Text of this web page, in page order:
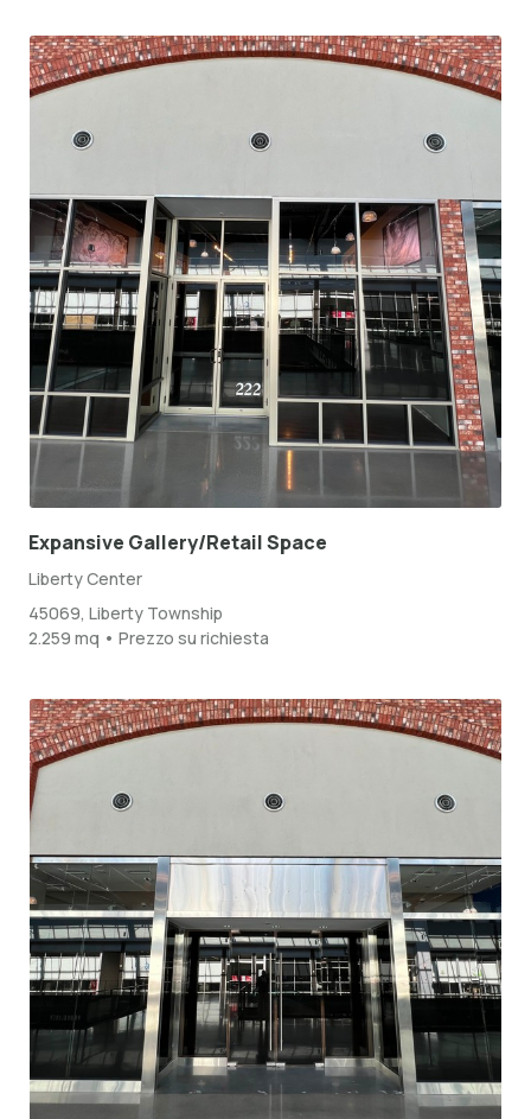
Expansive Gallery/Retail Space
Liberty Center
45069, Liberty Township
2.259 mq • Prezzo su richiesta